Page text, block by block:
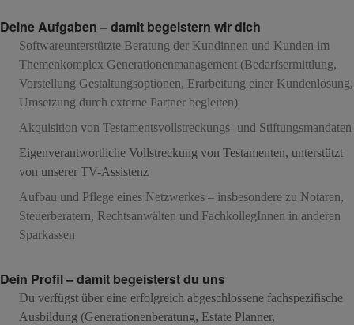
Deine Aufgaben – damit begeistern wir dich
Softwareunterstützte Beratung der Kundinnen und Kunden im
Themenkomplex Generationenmanagement (Bedarfsermittlung,
Vorstellung Gestaltungsoptionen, Erarbeitung einer Kundenlösung,
Umsetzung durch externe Partner begleiten)
Akquisition von Testamentsvollstreckungs- und Stiftungsmandaten
Eigenverantwortliche Vollstreckung von Testamenten, unterstützt
von unserer TV-Assistenz
Aufbau und Pflege eines Netzwerkes – insbesondere zu Notaren,
Steuerberatern, Rechtsanwälten und FachkollegInnen in anderen
Sparkassen
Dein Profil – damit begeisterst du uns
Du verfügst über eine erfolgreich abgeschlossene fachspezifische
Ausbildung (Generationenberatung, Estate Planner,